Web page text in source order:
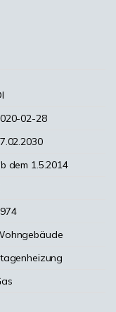
02-28
dem 1.5.2014